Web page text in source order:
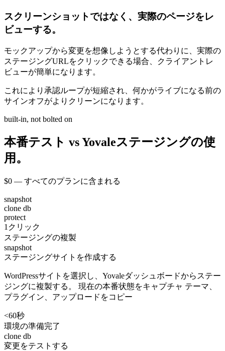
スクリーンショットではなく、実際のページをレ
ビューする。
モックアップから変更を想像しようとする代わりに、実際の
ステージングURLをクリックできる場合、クライアントレ
ビューが簡単になります。
これにより承認ループが短縮され、何かがライブになる前の
サインオフがよりクリーンになります。
built-in, not bolted on
本番テスト vs Yovaleステージングの使
用。
$0 — すべてのプランに含まれる
snapshot
clone db
protect
1クリック
ステージングの複製
snapshot
ステージングサイトを作成する
WordPressサイトを選択し、Yovaleダッシュボードからステー
ジングに複製する。 現在の本番状態をキャプチャ テーマ、
プラグイン、アップロードをコピー
<60秒
環境の準備完了
clone db
変更をテストする